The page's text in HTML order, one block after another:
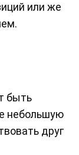
или же
быть
небольшую
друг